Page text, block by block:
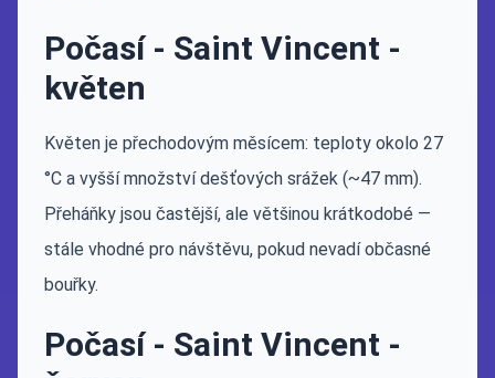
Počasí - Saint Vincent -
květen
Květen je přechodovým měsícem: teploty okolo 27
°C a vyšší množství dešťových srážek (~47 mm).
Přeháňky jsou častější, ale většinou krátkodobé —
stále vhodné pro návštěvu, pokud nevadí občasné
bouřky.
Počasí - Saint Vincent -